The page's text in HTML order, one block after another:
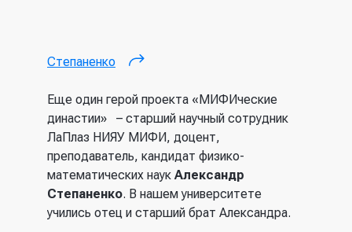
Степаненко (внешняя ссылка)
Еще один герой проекта «МИФИческие
династии» – старший научный сотрудник
ЛаПлаз НИЯУ МИФИ, доцент,
преподаватель, кандидат физико-
математических наук Александр
Степаненко. В нашем университете
учились отец и старший брат Александра.